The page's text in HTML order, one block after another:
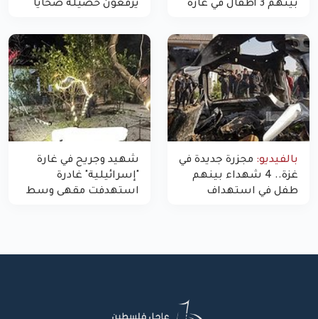
بينهم 3 أطفال في غارة
غزة
يرفعون حصيلة ضحايا
بالفيديو: مجزرة جديدة في
غزة.. 4 شهداء بينهم
طفل في استهداف
شهيد وجريح في غارة
"إسرائيلية" غادرة
استهدفت مقهى وسط